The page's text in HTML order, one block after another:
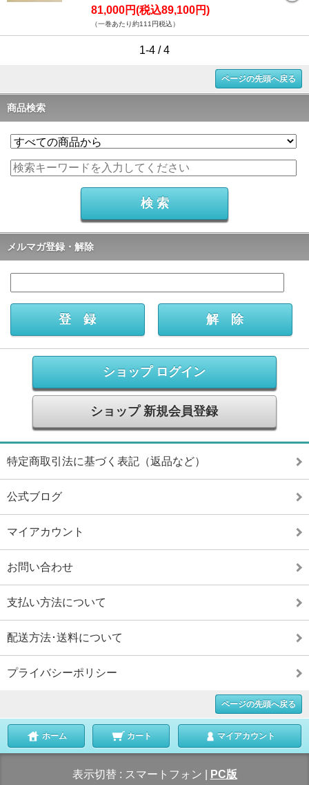
81,000円(税込89,100円)
（一巻あたり約111円税込）
1-4 / 4
ページの先頭へ戻る
商品検索
メルマガ登録・解除
ショップ ログイン
ショップ 新規会員登録
特定商取引法に基づく表記（返品など）
公式ブログ
マイアカウント
お問い合わせ
支払い方法について
配送方法･送料について
プライバシーポリシー
ページの先頭へ戻る
ホーム カート マイアカウント
表示切替 : スマートフォン PC版